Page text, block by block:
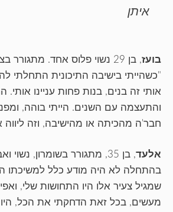
איתן
בועז
, בן 29 נשוי פלוס אחד. מתגורר
"כשהייתי בישיבה התיכונית התחלתי
אותי זה בנים, בנות פחות עניינו אותי.
והתעצמה עם השנים. הייתי בוהה,
חבר'ה מהכיתה או מהישיבה, וזה ליווה
אלעד
, בן 35, מתגורר בשומרון,
בהתחלה לא היה מודע כלל למשיכתו
שמגיל צעיר אלו היו התחושות שלי,
מעשים, בכל זאת הדחקתי את הכל, היו